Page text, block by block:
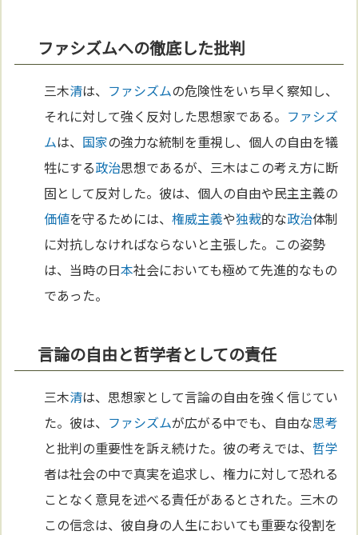
ファシズムへの徹底した批判
三木清は、 ファシズムの危険性をいち早く察知し、
それに対して強く反対した思想家である。 ファシズ
ムは、 国家の強力な統制を重視し、個人の自由を犠
牲にする政治思想であるが、三木はこの考え方に断
固として反対した。彼は、個人の自由や民主主義の
価値を守るためには、権威主義や独裁的な政治体制
に対抗しなければならないと主張した。この姿勢
は、当時の日本社会においても極めて先進的なもの
であった。
言論の自由と哲学者としての責任
三木清は、思想家として言論の自由を強く信じてい
た。彼は、 ファシズムが広がる中でも、自由な思考
と批判の重要性を訴え続けた。彼の考えでは、 哲学
者は社会の中で真実を追求し、権力に対して恐れる
ことなく意見を述べる責任があるとされた。三木の
この信念は、彼自身の人生においても重要な役割を